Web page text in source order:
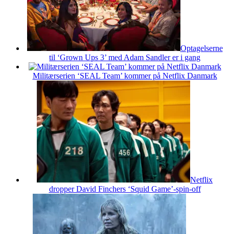
Optagelserne
til ‘Grown Ups 3’ med Adam Sandler er i gang
Militærserien ‘SEAL Team’ kommer på Netflix Danmark
Netflix
dropper David Finchers ‘Squid Game’-spin-off